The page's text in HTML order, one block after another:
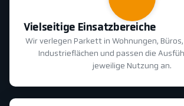
Vielseitige Einsatzbereiche
Wir verlegen Parkett in Wohnungen,
Industrieflächen und passen die
jeweilige Nutzung an.